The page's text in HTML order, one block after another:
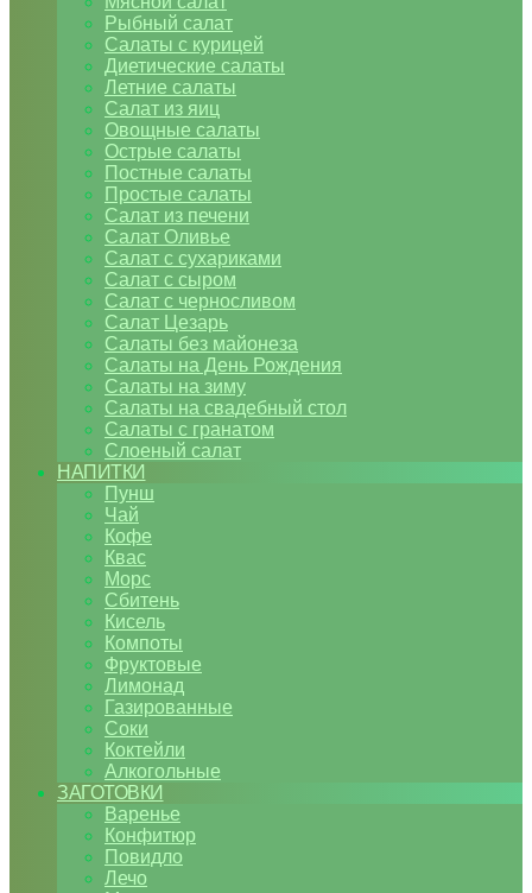
Рыбный салат
Салаты с курицей
Диетические салаты
Летние салаты
Салат из яиц
Овощные салаты
Острые салаты
Постные салаты
Простые салаты
Салат из печени
Салат Оливье
Салат с сухариками
Салат с сыром
Салат с черносливом
Салат Цезарь
Салаты без майонеза
Салаты на День Рождения
Салаты на зиму
Салаты на свадебный стол
Салаты с гранатом
Слоеный салат
НАПИТКИ
Пунш
Чай
Кофе
Квас
Морс
Сбитень
Кисель
Компоты
Фруктовые
Лимонад
Газированные
Соки
Коктейли
Алкогольные
ЗАГОТОВКИ
Варенье
Конфитюр
Повидло
Лечо